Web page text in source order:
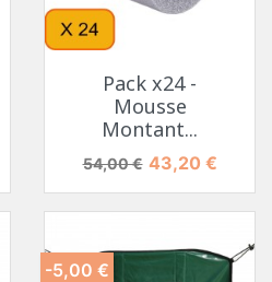
Pack x24 -
Mousse
Montant...
Prix de base
54,00 € Prix
43,20 €
-5,00 €